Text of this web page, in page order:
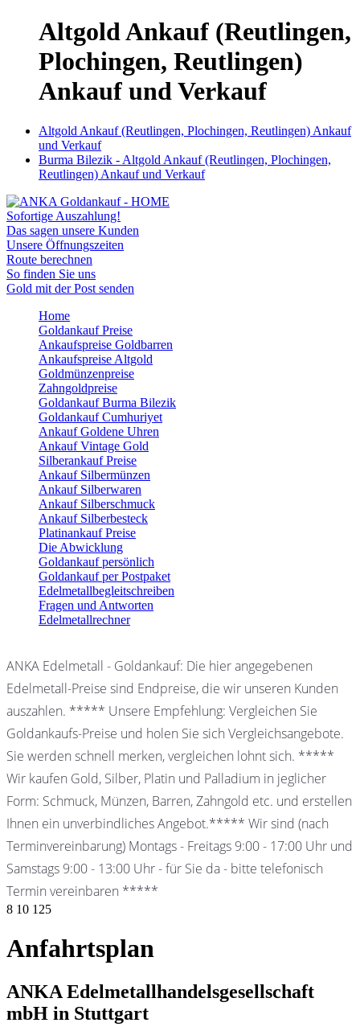
Altgold Ankauf (Reutlingen,
Plochingen, Reutlingen)
Ankauf und Verkauf
Altgold Ankauf (Reutlingen, Plochingen, Reutlingen) Ankauf
und Verkauf
Burma Bilezik - Altgold Ankauf (Reutlingen, Plochingen,
Reutlingen) Ankauf und Verkauf
Sofortige Auszahlung!
Das sagen unsere Kunden
Unsere Öffnungszeiten
Route berechnen
So finden Sie uns
Gold mit der Post senden
Home
Goldankauf Preise
Ankaufspreise Goldbarren
Ankaufspreise Altgold
Goldmünzenpreise
Zahngoldpreise
Goldankauf Burma Bilezik
Goldankauf Cumhuriyet
Ankauf Goldene Uhren
Ankauf Vintage Gold
Silberankauf Preise
Ankauf Silbermünzen
Ankauf Silberwaren
Ankauf Silberschmuck
Ankauf Silberbesteck
Platinankauf Preise
Die Abwicklung
Goldankauf persönlich
Goldankauf per Postpaket
Edelmetallbegleitschreiben
Fragen und Antworten
Edelmetallrechner
ANKA Edelmetall - Goldankauf: Die hier angegebenen
Edelmetall-Preise sind Endpreise, die wir unseren Kunden
auszahlen. ***** Unsere Empfehlung: Vergleichen Sie
Goldankaufs-Preise und holen Sie sich Vergleichsangebote.
Sie werden schnell merken, vergleichen lohnt sich. *****
Wir kaufen Gold, Silber, Platin und Palladium in jeglicher
Form: Schmuck, Münzen, Barren, Zahngold etc. und erstellen
Ihnen ein unverbindliches Angebot.***** Wir sind (nach
Terminvereinbarung) Montags - Freitags 9:00 - 17:00 Uhr und
Samstags 9:00 - 13:00 Uhr - für Sie da - bitte telefonisch
Termin vereinbaren *****
8 10 125
Anfahrtsplan
ANKA Edelmetallhandelsgesellschaft
mbH in Stuttgart